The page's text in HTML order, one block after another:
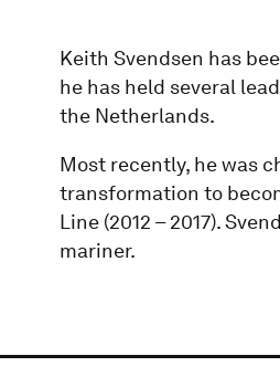
Keith Svendsen has
he has held several
the Netherlands.
Most recently, he was
transformation to
Line (2012 – 2017).
mariner.